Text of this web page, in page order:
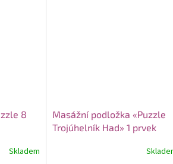
8
Skladem
Masážní podložka «Puzzle
Trojúhelník Had» 1 prvek